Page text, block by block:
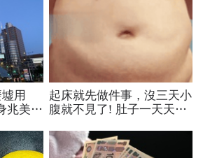
用
兆美元
起床就先做件事，沒三天小
腹就不見了! 肚子一天天變